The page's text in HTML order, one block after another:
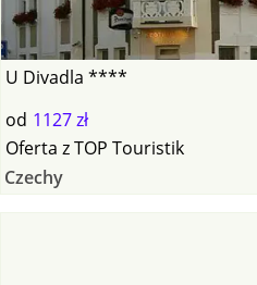
U Divadla ****
od 1127 zł
Oferta zTOP Touristik
Czechy